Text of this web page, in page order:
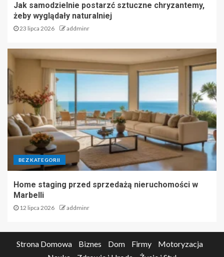
Jak samodzielnie postarzć sztuczne chryzantemy,
żeby wyglądały naturalniej
23 lipca 2026 addminr
BEZ KATEGORII
Home staging przed sprzedażą nieruchomości w
Marbelli
12 lipca 2026 addminr
Strona Domowa Biznes Dom Firmy
Motoryzacja